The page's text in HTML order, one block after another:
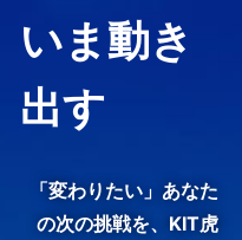
いま動き
出す
「変わりたい」あなた
の次の挑戦を、 KIT虎